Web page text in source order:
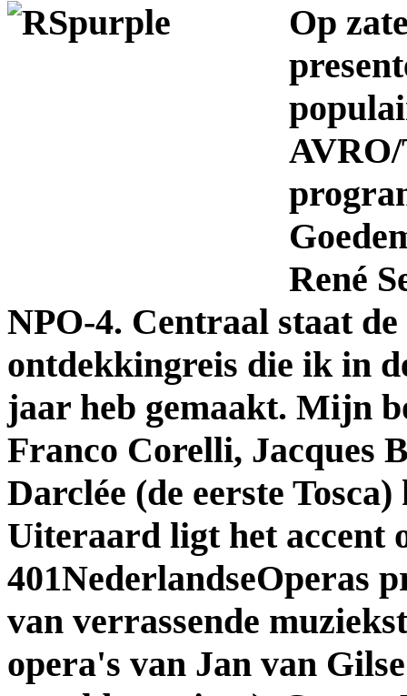
Op
René
NPO-4. Centraal staat
ontdekkingreis die ik in
jaar heb gemaakt. Mijn
Franco Corelli, Jacques
Darclée (de eerste
Uiteraard ligt het accent
401NederlandseOperas
van verrassende
opera's van Jan van